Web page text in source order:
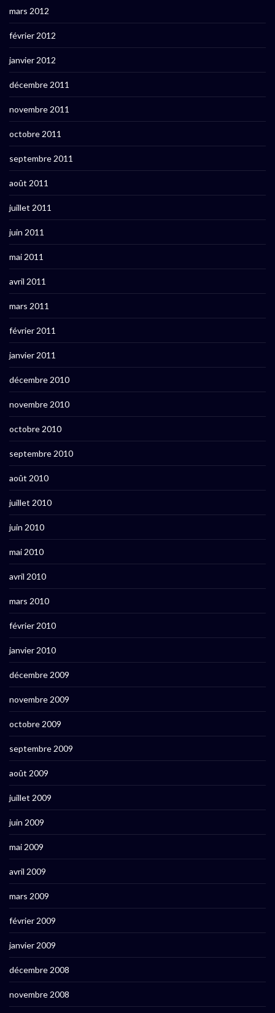
mars 2012
février 2012
janvier 2012
décembre 2011
novembre 2011
octobre 2011
septembre 2011
août 2011
juillet 2011
juin 2011
mai 2011
avril 2011
mars 2011
février 2011
janvier 2011
décembre 2010
novembre 2010
octobre 2010
septembre 2010
août 2010
juillet 2010
juin 2010
mai 2010
avril 2010
mars 2010
février 2010
janvier 2010
décembre 2009
novembre 2009
octobre 2009
septembre 2009
août 2009
juillet 2009
juin 2009
mai 2009
avril 2009
mars 2009
février 2009
janvier 2009
décembre 2008
novembre 2008